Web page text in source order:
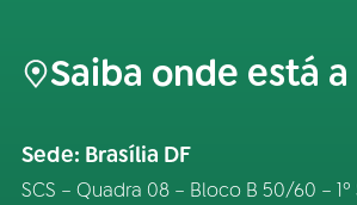
Saiba onde está a
Sede: Brasília DF
SCS – Quadra 08 – Bloco B 50/60 –